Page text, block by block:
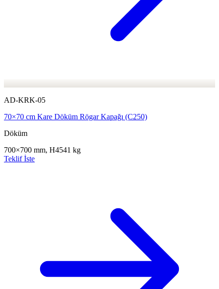
AD-KRK-05
70×70 cm Kare Döküm Rögar Kapağı (C250)
Döküm
700×700 mm, H4541 kg
Teklif İste